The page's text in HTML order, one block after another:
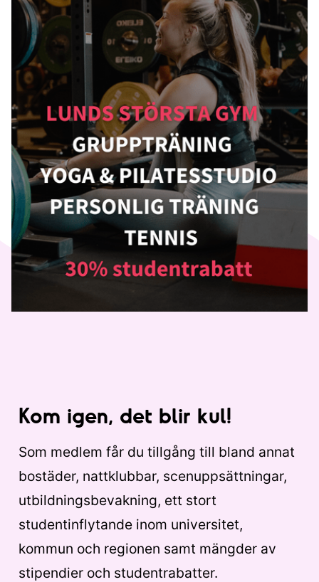
Kom igen, det blir kul!
Som medlem får du tillgång till bland annat
bostäder, nattklubbar, scenuppsättningar,
utbildningsbevakning, ett stort
studentinflytande inom universitet,
kommun och regionen samt mängder av
stipendier och studentrabatter.